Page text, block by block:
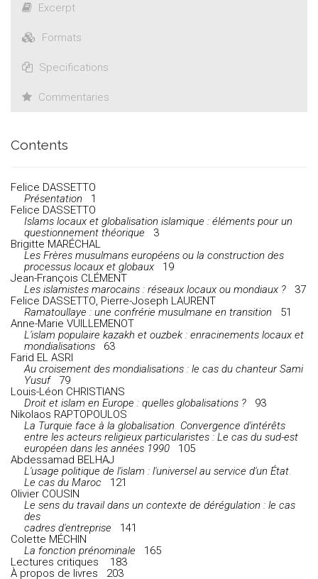
Excerpt
Formats
Specifications
Commentaries
Contents
Felice DASSETTO
Présentation 1
Felice DASSETTO
Islams locaux et globalisation islamique : éléments pour un
questionnement théorique 3
Brigitte MARÉCHAL
Les Frères musulmans européens ou la construction des
processus locaux et globaux19
Jean-François CLÉMENT
Les islamistes marocains : réseaux locaux ou mondiaux ?37
Felice DASSETTO, Pierre-Joseph LAURENT
Ramatoullaye : une confrérie musulmane en transition 51
Anne-Marie VUILLEMENOT
L'islam populaire kazakh et ouzbek : enracinements locaux et
mondialisations63
Farid EL ASRI
Au croisement des mondialisations : le cas du chanteur Sami
Yusuf 79
Louis-Léon CHRISTIANS
Droit et islam en Europe : quelles globalisations ?93
Nikolaos RAPTOPOULOS
La Turquie face à la globalisation. Convergence d'intérêts
entre les acteurs religieux particularistes : Le cas du sud-est
européen dans les années 1990105
Abdessamad BELHAJ
L'usage politique de l'islam : l'universel au service d'un État.
Le cas du Maroc 121
Olivier COUSIN
Le sens du travail dans un contexte de dérégulation : le cas
des
cadres d'entreprise 141
Colette MÉCHIN
La fonction prénominale 165
Lectures critiques
183
À propos de livres 203